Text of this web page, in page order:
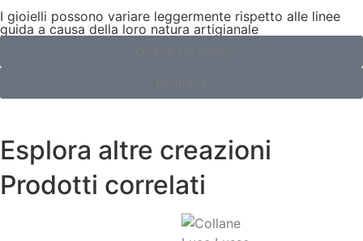
I gioielli possono variare leggermente rispetto alle linee
guida a causa della loro natura artigianale
Esplora altre creazioni
Prodotti correlati